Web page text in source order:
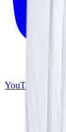
YouTube